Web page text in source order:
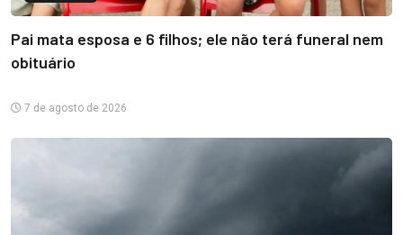
Pai mata esposa e 6 filhos; ele não terá funeral nem
obituário
7 de agosto de 2026